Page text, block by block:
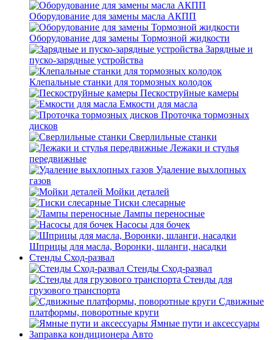
Оборудование для замены масла АКПП
Оборудование для замены Тормозной жидкости
Зарядные и
пуско-зарядные устройства
Клепальные станки для тормозных колодок
Пескоструйные камеры
Емкости для масла
Проточка тормозных
дисков
Сверлильные станки
Лежаки и стулья
передвижные
Удаление выхлопных
газов
Мойки деталей
Тиски слесарные
Лампы переносные
Насосы для бочек
Шприцы для масла, Воронки, шланги, насадки
Стенды Сход-развал
Стенды Сход-развал
Стенды для
грузового транспорта
Сдвижные
платформы, поворотные круги
Ямные пути и аксессуары
Заправка кондиционера Авто